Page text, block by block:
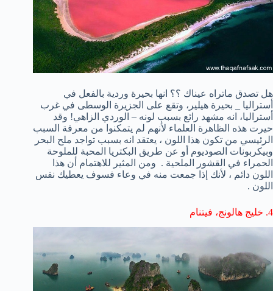
هل تصدق ماتراه عيناك ؟؟ انها بحيرة وردية بالفعل في
أستراليا
بحيرة هيلير ، وتقع على الجزيرة الوسطى في غرب
أستراليا، انه مشهد رائع بسبب لونه – الوردي الزاهي! وقد
حيرت هذه الظاهرة العلماء لأنهم لم يتمكنوا من معرفة السبب
الرئيسي من تكون هذا اللون ، يعتقد انه بسبب تواجد ملح البحر
وبيكربونات الصوديوم أو عن طريق البكتريا المحبة للملوحة
الحمراء في القشور الملحية . ومن المثير للاهتمام أن هذا
اللون دائم ، لأنك إذا جمعت منه في وعاء فسوف يعطيك نفس
اللون .
4
. خليج هالونج، فيتنام